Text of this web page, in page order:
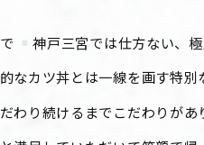
神戸三宮では仕方ない、極
なカツ丼とは一線を画す特別
り続けるまでこだわりがあ